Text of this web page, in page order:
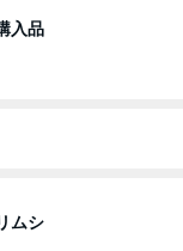
そうか。それは茂美
。陣内が言いよる